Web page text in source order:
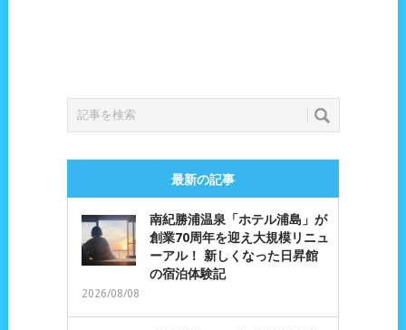
最新の記事
南紀勝浦温泉「ホテル浦島」が
創業70周年を迎え大規模リニュ
ーアル！ 新しくなった日昇館
の宿泊体験記
2026/08/08